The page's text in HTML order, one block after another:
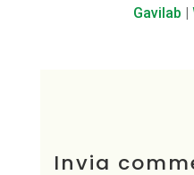
Gavilab |
Invia